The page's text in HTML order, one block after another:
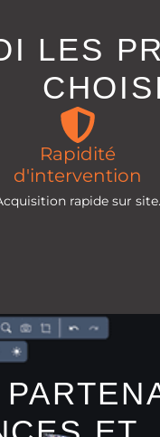
LES
Rapidité
d'intervention
rapide sur site.